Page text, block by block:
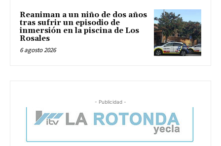
Reaniman a un niño de dos años
tras sufrir un episodio de
inmersión en la piscina de Los
Rosales
6 agosto 2026
- Publicidad -